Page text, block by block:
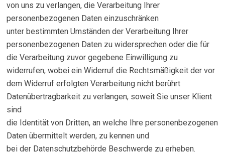
von uns zu verlangen, die Verarbeitung Ihrer
personenbezogenen Daten einzuschränken
unter bestimmten Umständen der Verarbeitung Ihrer
personenbezogenen Daten zu widersprechen oder die für
die Verarbeitung zuvor gegebene Einwilligung zu
widerrufen, wobei ein Widerruf die Rechtsmäßigkeit der vor
dem Widerruf erfolgten Verarbeitung nicht berührt
Datenübertragbarkeit zu verlangen, soweit Sie unser Klient
sind
die Identität von Dritten, an welche Ihre personenbezogenen
Daten übermittelt werden, zu kennen und
bei der Datenschutzbehörde Beschwerde zu erheben.